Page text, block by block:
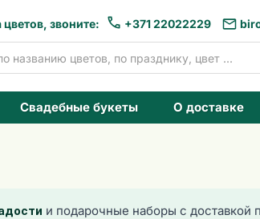
звоните: +371 22022229
Свадебные букеты О доставке
и подарочные наборы с доставкой